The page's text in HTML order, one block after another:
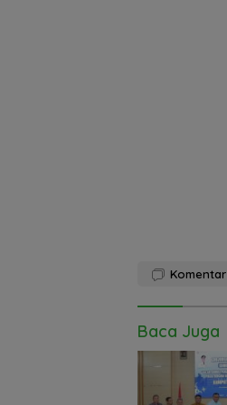
Komentar
Baca Juga